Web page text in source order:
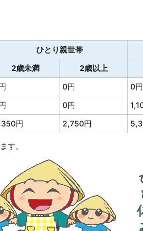
ひとり親世帯
2歳未満
2歳以上
0円 0円
0円
円 2,750円
す。